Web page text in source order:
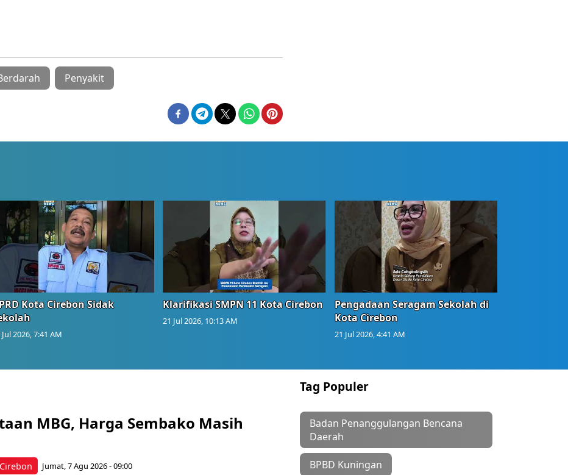
Penyakit
Kota Cirebon Sidak
2026, 7:41 AM
Klarifikasi SMPN 11 Kota Cirebon
21 Jul 2026, 10:13 AM
Pengadaan Seragam Sekolah di
Kota Cirebon
21 Jul 2026, 4:41 AM
MBG, Harga Sembako Masih
Jumat, 7 Agu 2026 - 09:00
Tag Populer
Badan Penanggulangan Bencana
Daerah
BPBD Kuningan